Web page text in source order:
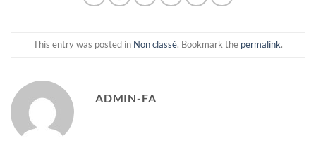
This entry was posted in Non classé. Bookmark the permalink.
ADMIN-FA